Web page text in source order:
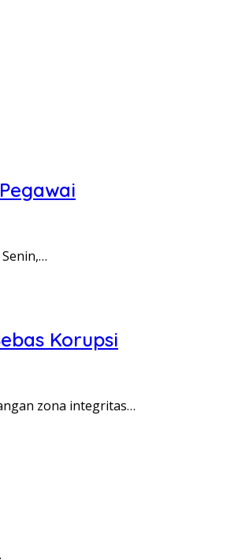
Korupsi
zona integritas…